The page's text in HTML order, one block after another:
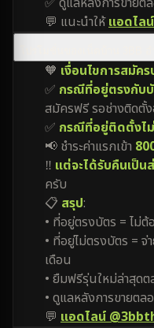
💬 แนะนำให้แอดไล
🧡 เงื่อนไขการสมัค
✅ กรณีที่อยู่ตรงกับบั
สมัครฟรี รอช่างติดตั้
✅ กรณีที่อยู่ติดตั้งไ
📢 ชำระค่าแรกเข้า
‼️ แต่จะได้รับคืนเป็น
ครับ
📋 สรุป:
• ที่อยู่ตรงบัตร = ไม่ต้
• ที่อยู่ไม่ตรงบัตร =
เดือน
• ยืมฟรีรุ่นใหม่ล่าสุดต
• ดูแลหลังการขายตล
💬 แอดไลน์